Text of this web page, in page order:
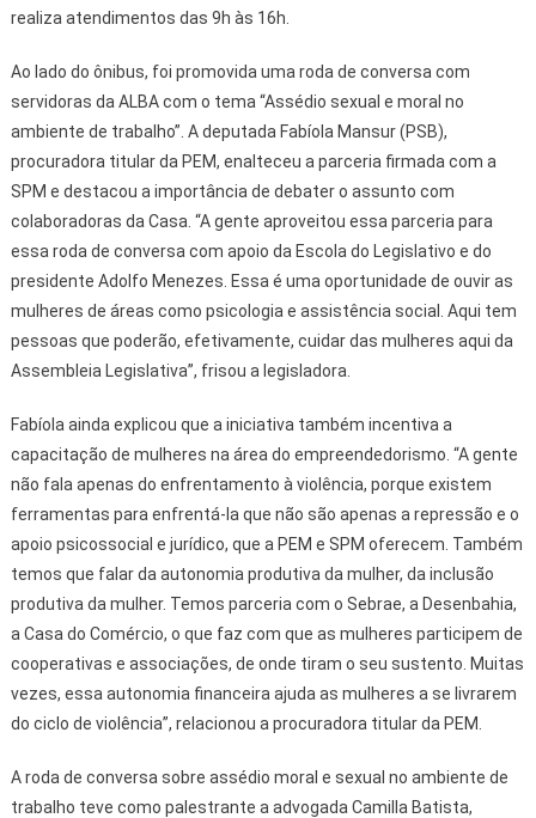
realiza atendimentos das 9h às 16h.
Ao lado do ônibus, foi promovida uma roda de conversa com
servidoras da ALBA com o tema “Assédio sexual e moral no
ambiente de trabalho”. A deputada Fabíola Mansur (PSB),
procuradora titular da PEM, enalteceu a parceria firmada com a
SPM e destacou a importância de debater o assunto com
colaboradoras da Casa. “A gente aproveitou essa parceria para
essa roda de conversa com apoio da Escola do Legislativo e do
presidente Adolfo Menezes. Essa é uma oportunidade de ouvir as
mulheres de áreas como psicologia e assistência social. Aqui tem
pessoas que poderão, efetivamente, cuidar das mulheres aqui da
Assembleia Legislativa”, frisou a legisladora.
Fabíola ainda explicou que a iniciativa também incentiva a
capacitação de mulheres na área do empreendedorismo. “A gente
não fala apenas do enfrentamento à violência, porque existem
ferramentas para enfrentá-la que não são apenas a repressão e o
apoio psicossocial e jurídico, que a PEM e SPM oferecem. Também
temos que falar da autonomia produtiva da mulher, da inclusão
produtiva da mulher. Temos parceria com o Sebrae, a Desenbahia,
a Casa do Comércio, o que faz com que as mulheres participem de
cooperativas e associações, de onde tiram o seu sustento. Muitas
vezes, essa autonomia financeira ajuda as mulheres a se livrarem
do ciclo de violência”, relacionou a procuradora titular da PEM.
A roda de conversa sobre assédio moral e sexual no ambiente de
trabalho teve como palestrante a advogada Camilla Batista,